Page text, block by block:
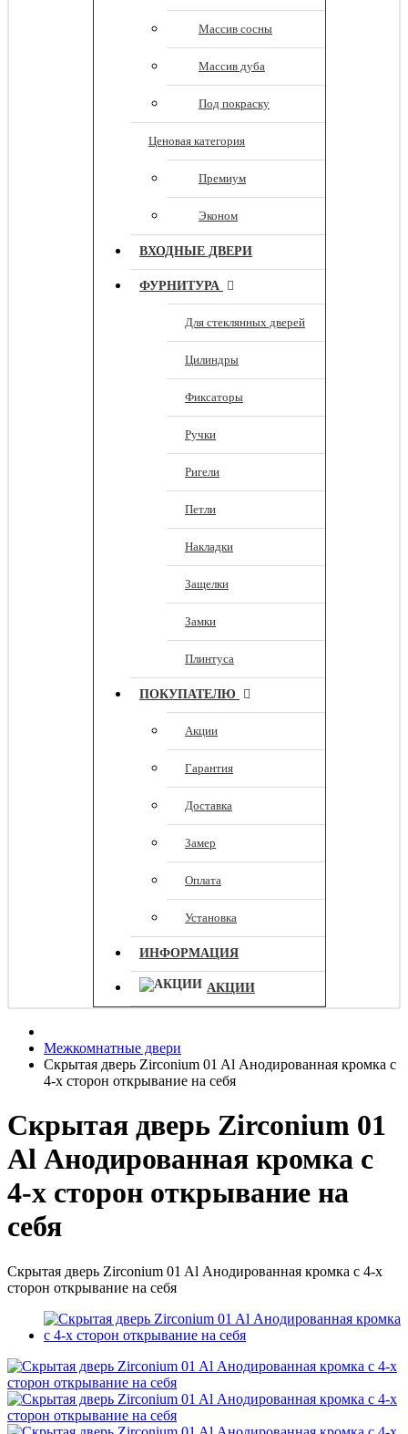
Массив сосны
Массив дуба
Под покраску
Ценовая категория
Премиум
Эконом
ВХОДНЫЕ ДВЕРИ
ФУРНИТУРА
Для стеклянных дверей
Цилиндры
Фиксаторы
Ручки
Ригели
Петли
Накладки
Защелки
Замки
Плинтуса
ПОКУПАТЕЛЮ
Акции
Гарантия
Доставка
Замер
Оплата
Установка
ИНФОРМАЦИЯ
АКЦИИ
Межкомнатные двери
Скрытая дверь Zirconium 01 Al Анодированная кромка с
4-х сторон открывание на себя
Скрытая дверь Zirconium 01
Al Анодированная кромка с
4-х сторон открывание на
себя
Скрытая дверь Zirconium 01 Al Анодированная кромка с 4-х
сторон открывание на себя